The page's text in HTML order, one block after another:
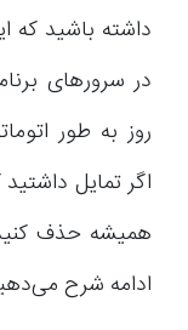
روز به طور
همیشه حذف
ادامه شرح